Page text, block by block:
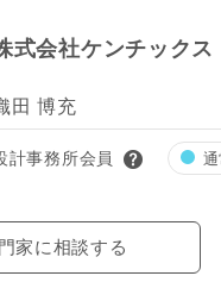
式会社ケンチックス
田 博充
計事務所会員
家に相談する
築予定地
門家の都合により、資料の